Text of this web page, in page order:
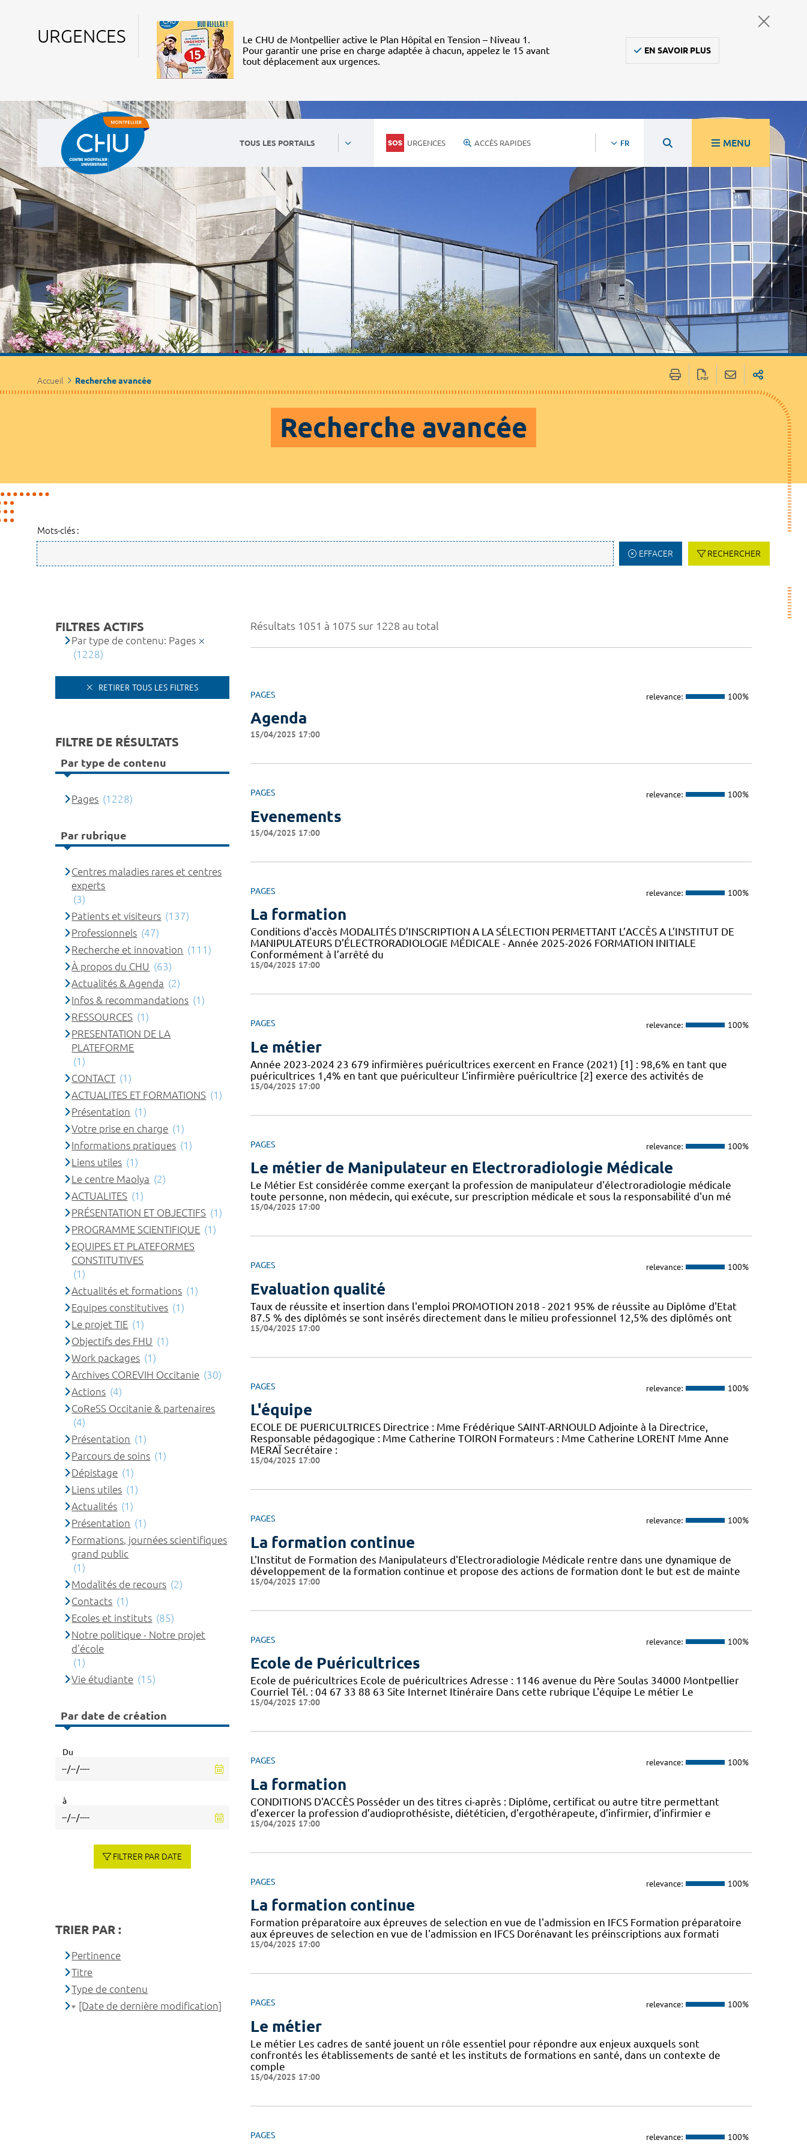
URGENCES
Le CHU de Montpellier active le Plan Hôpital en Tension – Niveau 1.
Pour garantir une prise en charge adaptée à chacun, appelez le 15 avant
tout déplacement aux urgences.
EN SAVOIR PLUS
TOUS LES PORTAILS URGENCES ACCÈS RAPIDES FR MENU
Accueil Recherche avancée
Recherche avancée
Mots-clés :
EFFACER RECHERCHER
Résultats 1051 à 1075 sur 1228 au total
PAGES relevance: 100%
Agenda
15/04/2025 17:00
PAGES relevance: 100%
Evenements
15/04/2025 17:00
PAGES relevance: 100%
La formation
Conditions d'accès MODALITÉS D’INSCRIPTION A LA SÉLECTION PERMETTANT L’ACCÈS A L’INSTITUT DE
MANIPULATEURS D’ÉLECTRORADIOLOGIE MÉDICALE - Année 2025-2026 FORMATION INITIALE
Conformément à l’arrêté du
15/04/2025 17:00
PAGES relevance: 100%
Le métier
Année 2023-2024 23 679 infirmières puéricultrices exercent en France (2021) [1] : 98,6% en tant que
puéricultrices 1,4% en tant que puériculteur L’infirmière puéricultrice [2] exerce des activités de
15/04/2025 17:00
PAGES relevance: 100%
Le métier de Manipulateur en Electroradiologie Médicale
Le Métier Est considérée comme exerçant la profession de manipulateur d'électroradiologie médicale
toute personne, non médecin, qui exécute, sur prescription médicale et sous la responsabilité d'un mé
15/04/2025 17:00
PAGES relevance: 100%
Evaluation qualité
Taux de réussite et insertion dans l'emploi PROMOTION 2018 - 2021 95% de réussite au Diplôme d'Etat
87.5 % des diplômés se sont insérés directement dans le milieu professionnel 12,5% des diplômés ont
15/04/2025 17:00
PAGES relevance: 100%
L'équipe
ECOLE DE PUERICULTRICES Directrice : Mme Frédérique SAINT-ARNOULD Adjointe à la Directrice,
Responsable pédagogique : Mme Catherine TOIRON Formateurs : Mme Catherine LORENT Mme Anne
MERAÏ Secrétaire :
15/04/2025 17:00
PAGES relevance: 100%
La formation continue
L'Institut de Formation des Manipulateurs d'Electroradiologie Médicale rentre dans une dynamique de
développement de la formation continue et propose des actions de formation dont le but est de mainte
15/04/2025 17:00
PAGES relevance: 100%
Ecole de Puéricultrices
Ecole de puéricultrices Ecole de puéricultrices Adresse : 1146 avenue du Père Soulas 34000 Montpellier
Courriel Tél. : 04 67 33 88 63 Site Internet Itinéraire Dans cette rubrique L'équipe Le métier Le
15/04/2025 17:00
PAGES relevance: 100%
La formation
CONDITIONS D'ACCÈS Posséder un des titres ci-après : Diplôme, certificat ou autre titre permettant
d’exercer la profession d’audioprothésiste, diététicien, d’ergothérapeute, d’infirmier, d’infirmier e
15/04/2025 17:00
PAGES relevance: 100%
La formation continue
Formation préparatoire aux épreuves de selection en vue de l'admission en IFCS Formation préparatoire
aux épreuves de selection en vue de l'admission en IFCS Dorénavant les préinscriptions aux formati
15/04/2025 17:00
PAGES relevance: 100%
Le métier
Le métier Les cadres de santé jouent un rôle essentiel pour répondre aux enjeux auxquels sont
confrontés les établissements de santé et les instituts de formations en santé, dans un contexte de
comple
15/04/2025 17:00
PAGES relevance: 100%
FILTRES ACTIFS
Par type de contenu: Pages
(1228)
RETIRER TOUS LES FILTRES
FILTRE DE RÉSULTATS
Par type de contenu
Pages (1228)
Par rubrique
Centres maladies rares et centres
experts
(3)
Patients et visiteurs (137)
Professionnels (47)
Recherche et innovation (111)
À propos du CHU (63)
Actualités & Agenda (2)
Infos & recommandations (1)
RESSOURCES (1)
PRESENTATION DE LA
PLATEFORME
(1)
CONTACT (1)
ACTUALITES ET FORMATIONS (1)
Présentation (1)
Votre prise en charge (1)
Informations pratiques (1)
Liens utiles (1)
Le centre Maolya (2)
ACTUALITES (1)
PRÉSENTATION ET OBJECTIFS (1)
PROGRAMME SCIENTIFIQUE (1)
EQUIPES ET PLATEFORMES
CONSTITUTIVES
(1)
Actualités et formations (1)
Equipes constitutives (1)
Le projet TIE (1)
Objectifs des FHU (1)
Work packages (1)
Archives COREVIH Occitanie (30)
Actions (4)
CoReSS Occitanie & partenaires
(4)
Présentation (1)
Parcours de soins (1)
Dépistage (1)
Liens utiles (1)
Actualités (1)
Présentation (1)
Formations, journées scientifiques
grand public
(1)
Modalités de recours (2)
Contacts (1)
Ecoles et instituts (85)
Notre politique - Notre projet
d'école
(1)
Vie étudiante (15)
Par date de création
Du
à
FILTRER PAR DATE
TRIER PAR :
Pertinence
Titre
Type de contenu
[Date de dernière modification]